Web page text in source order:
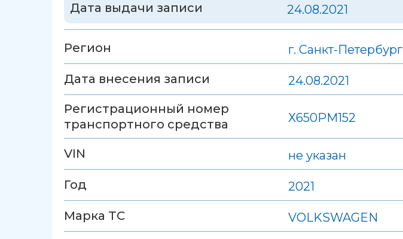
Дата выдачи записи 24.08.2021
Регион г. Санкт-Петербург
Дата внесения записи
24.08.2021
Регистрационный номер
транспортного средства
Х650РМ152
VIN не указан
Год 2021
Марка ТС VOLKSWAGEN